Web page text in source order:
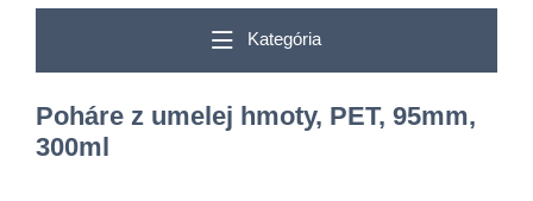
Kategória
Poháre z umelej hmoty, PET, 95mm,
300ml